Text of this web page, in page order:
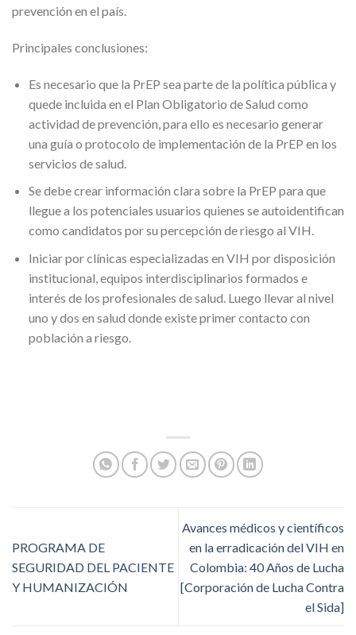
prevención en el país.
Principales conclusiones:
Es necesario que la PrEP sea parte de la política pública y
quede incluida en el Plan Obligatorio de Salud como
actividad de prevención, para ello es necesario generar
una guía o protocolo de implementación de la PrEP en los
servicios de salud.
Se debe crear información clara sobre la PrEP para que
llegue a los potenciales usuarios quienes se autoidentifican
como candidatos por su percepción de riesgo al VIH.
Iniciar por clínicas especializadas en VIH por disposición
institucional, equipos interdisciplinarios formados e
interés de los profesionales de salud. Luego llevar al nivel
uno y dos en salud donde existe primer contacto con
población a riesgo.
PROGRAMA DE
SEGURIDAD DEL PACIENTE
Y HUMANIZACIÓN
Avances médicos y científicos
en la erradicación del VIH en
Colombia: 40 Años de Lucha
[Corporación de Lucha Contra
el Sida]